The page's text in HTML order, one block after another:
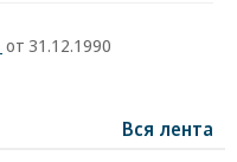
от 31.12.1990
Вся лента